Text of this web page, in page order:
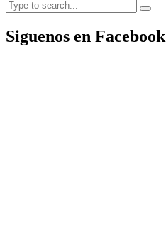
Siguenos en Facebook